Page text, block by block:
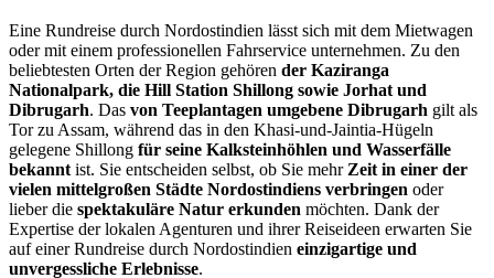
Eine Rundreise durch Nordostindien lässt sich mit dem Mietwagen
oder mit einem professionellen Fahrservice unternehmen. Zu den
beliebtesten Orten der Region gehören der Kaziranga
Nationalpark, die Hill Station Shillong sowie Jorhat und
Dibrugarh. Das von Teeplantagen umgebene Dibrugarh gilt als
Tor zu Assam, während das in den Khasi-und-Jaintia-Hügeln
gelegene Shillong für seine Kalksteinhöhlen und Wasserfälle
bekannt ist. Sie entscheiden selbst, ob Sie mehr Zeit in einer der
vielen mittelgroßen Städte Nordostindiens verbringen oder
lieber die spektakuläre Natur erkunden möchten. Dank der
Expertise der lokalen Agenturen und ihrer Reiseideen erwarten Sie
auf einer Rundreise durch Nordostindien einzigartige und
unvergessliche Erlebnisse.